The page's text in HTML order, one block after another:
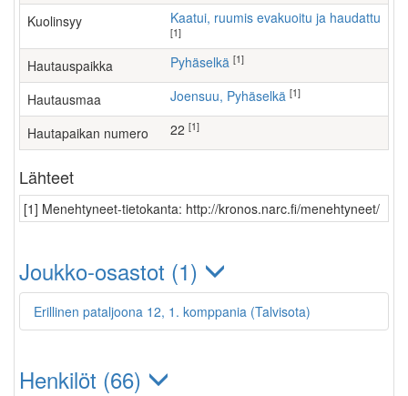
Kuolinsyy Kaatui, ruumis evakuoitu ja haudattu
[1]
Hautauspaikka Pyhäselkä [1]
Hautausmaa Joensuu, Pyhäselkä [1]
Hautapaikan numero 22 [1]
Lähteet
[1] Menehtyneet-tietokanta: http://kronos.narc.fi/menehtyneet/
Joukko-osastot (1)
Erillinen pataljoona 12, 1. komppania (Talvisota)
Henkilöt (66)